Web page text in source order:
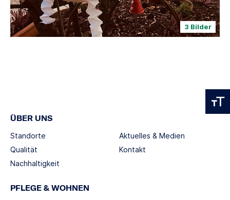
3 Bilder
ÜBER UNS
Standorte
Qualität
Nachhaltigkeit
Aktuelles & Medien
Kontakt
PFLEGE & WOHNEN